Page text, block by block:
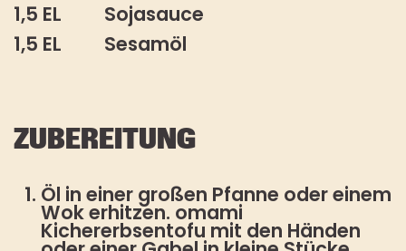
1,5 EL
Sojasauce
1,5 EL
Sesamöl
ZUBEREITUNG
Öl in einer großen Pfanne oder einem
Wok erhitzen. omami
Kichererbsentofu mit den Händen